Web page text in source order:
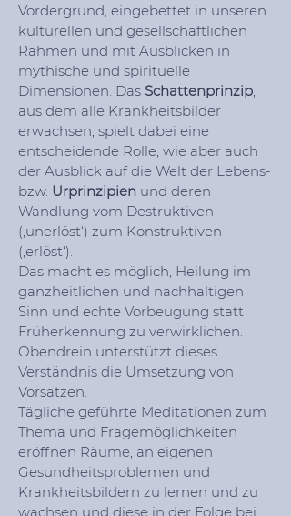
Vordergrund, eingebettet in unseren
kulturellen und gesellschaftlichen
Rahmen und mit Ausblicken in
mythische und spirituelle
Dimensionen. Das Schattenprinzip,
aus dem alle Krankheitsbilder
erwachsen, spielt dabei eine
entscheidende Rolle, wie aber auch
der Ausblick auf die Welt der Lebens-
bzw. Urprinzipien und deren
Wandlung vom Destruktiven
(‚unerlöst‘) zum Konstruktiven
(‚erlöst‘).
Das macht es möglich, Heilung im
ganzheitlichen und nachhaltigen
Sinn und echte Vorbeugung statt
Früherkennung zu verwirklichen.
Obendrein unterstützt dieses
Verständnis die Umsetzung von
Vorsätzen.
Tägliche geführte Meditationen zum
Thema und Fragemöglichkeiten
eröffnen Räume, an eigenen
Gesundheitsproblemen und
Krankheitsbildern zu lernen und zu
wachsen und diese in der Folge bei